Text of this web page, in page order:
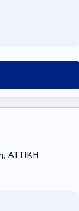
ΑΤΤΙΚΗ